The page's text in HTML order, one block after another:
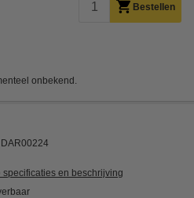
Bestellen
onbekend.
DAR00224
specificaties en beschrijving